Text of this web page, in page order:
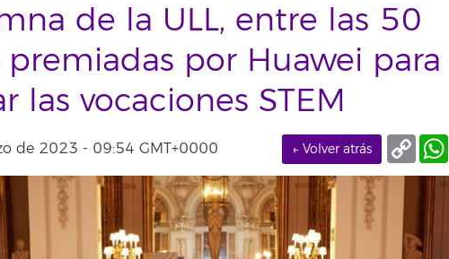
de la ULL, entre las 50
por Huawei para
las vocaciones STEM
de 2023 - 09:54 GMT+0000 ← Volver atrás
Copy
Link